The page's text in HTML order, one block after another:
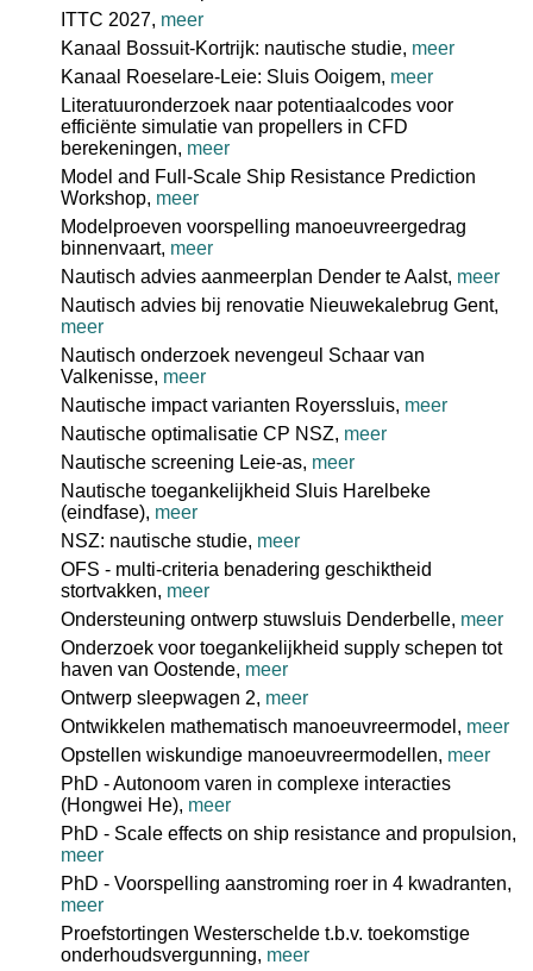
ITTC 2027, meer
Kanaal Bossuit-Kortrijk: nautische studie, meer
Kanaal Roeselare-Leie: Sluis Ooigem, meer
Literatuuronderzoek naar potentiaalcodes voor
efficiënte simulatie van propellers in CFD
berekeningen, meer
Model and Full-Scale Ship Resistance Prediction
Workshop, meer
Modelproeven voorspelling manoeuvreergedrag
binnenvaart, meer
Nautisch advies aanmeerplan Dender te Aalst, meer
Nautisch advies bij renovatie Nieuwekalebrug Gent,
meer
Nautisch onderzoek nevengeul Schaar van
Valkenisse, meer
Nautische impact varianten Royerssluis, meer
Nautische optimalisatie CP NSZ, meer
Nautische screening Leie-as, meer
Nautische toegankelijkheid Sluis Harelbeke
(eindfase), meer
NSZ: nautische studie, meer
OFS - multi-criteria benadering geschiktheid
stortvakken, meer
Ondersteuning ontwerp stuwsluis Denderbelle, meer
Onderzoek voor toegankelijkheid supply schepen tot
haven van Oostende, meer
Ontwerp sleepwagen 2, meer
Ontwikkelen mathematisch manoeuvreermodel, meer
Opstellen wiskundige manoeuvreermodellen, meer
PhD - Autonoom varen in complexe interacties
(Hongwei He), meer
PhD - Scale effects on ship resistance and propulsion,
meer
PhD - Voorspelling aanstroming roer in 4 kwadranten,
meer
Proefstortingen Westerschelde t.b.v. toekomstige
onderhoudsvergunning, meer